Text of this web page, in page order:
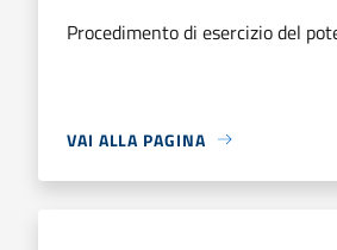
Procedimento di esercizio del
VAI ALLA PAGINA